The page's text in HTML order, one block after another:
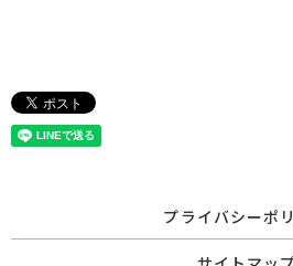
プライバシーポ